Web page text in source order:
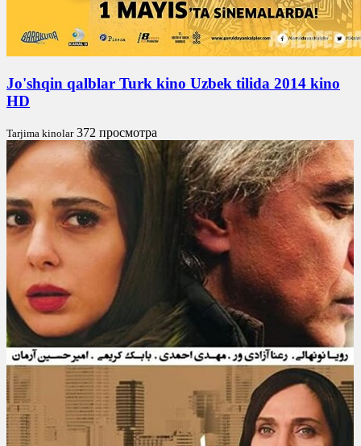
Jo'shqin qalblar Turk kino Uzbek tilida 2014 kino
HD
Tarjima kinolar 372 просмотра